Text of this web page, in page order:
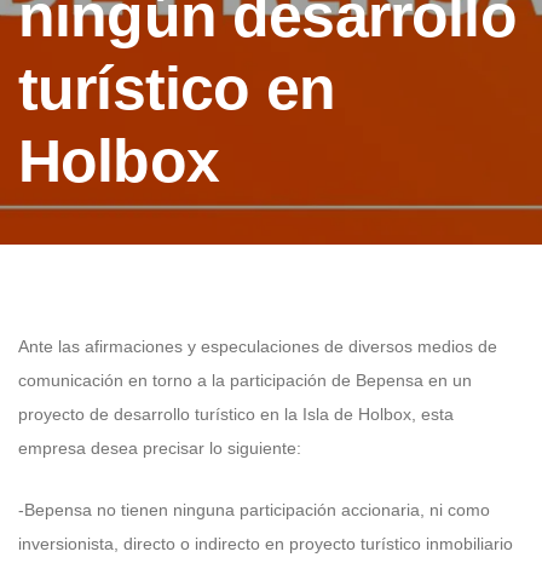
ningún desarrollo
turístico en
Holbox
Ante las afirmaciones y especulaciones de diversos medios de
comunicación en torno a la participación de Bepensa en un
proyecto de desarrollo turístico en la Isla de Holbox, esta
empresa desea precisar lo siguiente:
-Bepensa no tienen ninguna participación accionaria, ni como
inversionista, directo o indirecto en proyecto turístico inmobiliario